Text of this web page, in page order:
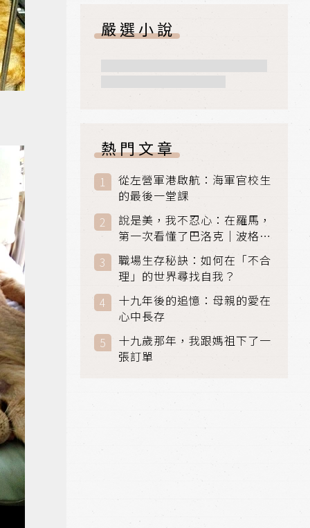
嚴選小說
熱門文章
從左營軍港啟航：海軍官校生
的最後一堂課
說是美，我不忍心：在羅馬，
第一次看懂了巴洛克｜波格賽
美術館 (Galleria Borghese)
｜義大利 羅馬
職場生存秘訣：如何在「不合
理」的世界尋找自我？
十九年後的追憶：母親的愛在
心中長存
十九歲那年，我跟媽祖下了一
張訂單